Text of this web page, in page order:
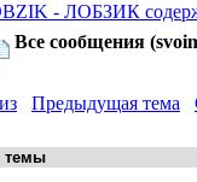
- ЛОБЗИК
Все сообщения
Предыдущая тема